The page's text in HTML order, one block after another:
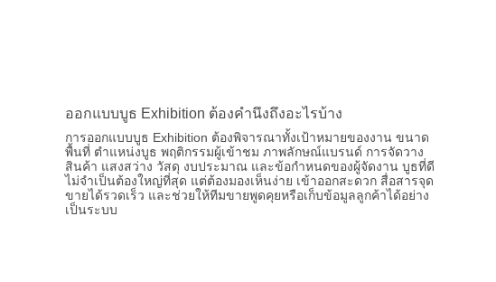
ออกแบบบูธ Exhibition ต้องคำนึงถึงอะไรบ้าง
การออกแบบบูธ Exhibition ต้องพิจารณาทั้งเป้าหมายของงาน ขนาด
พื้นที่ ตำแหน่งบูธ พฤติกรรมผู้เข้าชม ภาพลักษณ์แบรนด์ การจัดวาง
สินค้า แสงสว่าง วัสดุ งบประมาณ และข้อกำหนดของผู้จัดงาน บูธที่ดี
ไม่จำเป็นต้องใหญ่ที่สุด แต่ต้องมองเห็นง่าย เข้าออกสะดวก สื่อสารจุด
ขายได้รวดเร็ว และช่วยให้ทีมขายพูดคุยหรือเก็บข้อมูลลูกค้าได้อย่าง
เป็นระบบ